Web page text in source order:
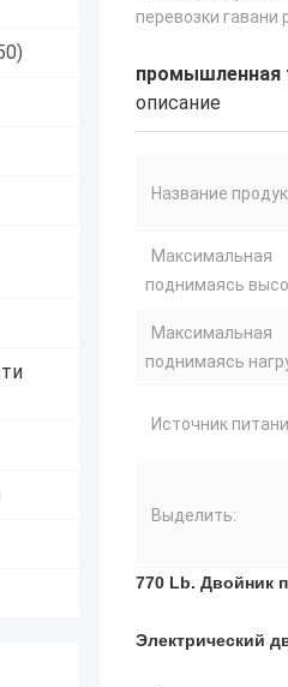
перевозки гавани
промышленная
описание
Название
Максимальная
поднимаясь
Максимальная
поднимаясь
Источник
Выделить:
770 Lb. Двойник
Электрический